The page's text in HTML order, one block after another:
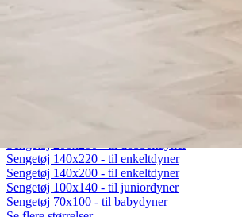
Moskusdyner
Sengetøj 200x200 - til dobbeltdyner
Sengetøj 140x220 - til enkeltdyner
Sengetøj 140x200 - til enkeltdyner
Sengetøj 100x140 - til juniordyner
Sengetøj 70x100 - til babydyner